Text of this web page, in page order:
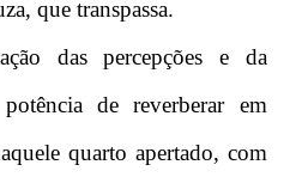
que transpassa.
das percepções e da
de reverberar em
quarto apertado, com